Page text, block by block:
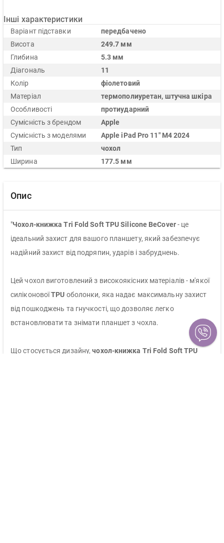
Інші характеристики
Варіант підставки
передбачено
Висота
249.7 мм
Глибина
5.3 мм
Діагональ
11
Колір
фіолетовий
Матеріал
термополиуретан, штучна шкіра
Особливості
протиударний
Сумісність з брендом
Apple
Сумісність з моделями
Apple iPad Pro 11" M4 2024
Тип
чохол
Ширина
177.5 мм
Опис
"Чохол-книжка Tri Fold Soft TPU Silicone BeCover- це
ідеальний захист для вашого планшету, який забезпечує
надійний захист від подряпин, ударів і забруднень.
Цей чохол виготовлений з високоякісних матеріалів - м'якої
силіконовоїTPU оболонки, яка надає максимальну захист
від пошкоджень та гнучкості, що дозволяє легко
встановлювати та знімати планшет з чохла.
Що стосується дизайну,чохол-книжка Tri Fold Soft TPU